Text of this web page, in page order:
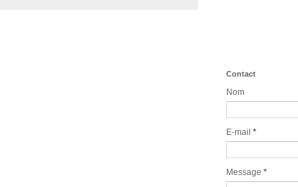
Contact
Nom
E-mail *
Message *